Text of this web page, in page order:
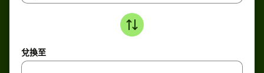
兌換至